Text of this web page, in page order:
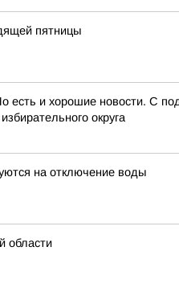
пятницы
есть и хорошие новости. С
округа
на отключение воды
области